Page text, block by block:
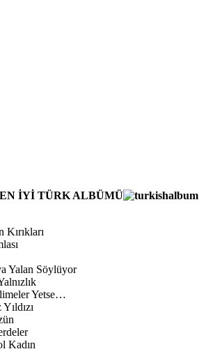
İYİ TÜRK ALBÜMÜ
Kırıkları
Yalan Söylüyor
Yetse…
Kadın